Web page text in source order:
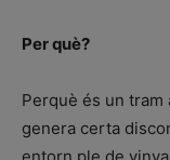
Per què?
Perquè és un
genera certa